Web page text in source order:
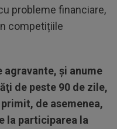
probleme financiare,
competițiile
agravante, şi anume
de peste 90 de zile,
de asemenea,
la participarea la